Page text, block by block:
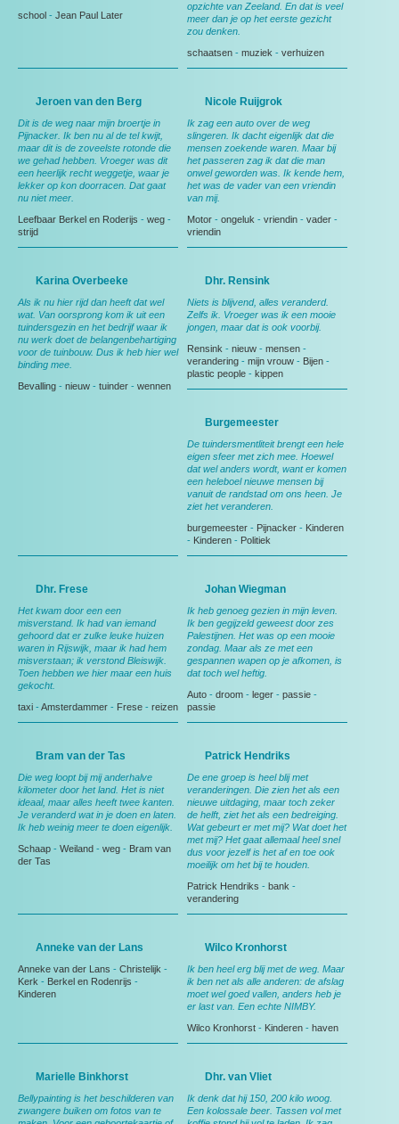
school - Jean Paul Later
opzichte van Zeeland. En dat is veel
meer dan je op het eerste gezicht
zou denken.
schaatsen - muziek - verhuizen
Jeroen van den Berg
Dit is de weg naar mijn broertje in
Pijnacker. Ik ben nu al de tel kwijt,
maar dit is de zoveelste rotonde die
we gehad hebben. Vroeger was dit
een heerlijk recht weggetje, waar je
lekker op kon doorracen. Dat gaat
nu niet meer.
Leefbaar Berkel en Roderijs - weg -
strijd
Nicole Ruijgrok
Ik zag een auto over de weg
slingeren. Ik dacht eigenlijk dat die
mensen zoekende waren. Maar bij
het passeren zag ik dat die man
onwel geworden was. Ik kende hem,
het was de vader van een vriendin
van mij.
Motor - ongeluk - vriendin - vader -
vriendin
Karina Overbeeke
Als ik nu hier rijd dan heeft dat wel
wat. Van oorsprong kom ik uit een
tuindersgezin en het bedrijf waar ik
nu werk doet de belangenbehartiging
voor de tuinbouw. Dus ik heb hier wel
binding mee.
Bevalling - nieuw - tuinder - wennen
Dhr. Rensink
Niets is blijvend, alles veranderd.
Zelfs ik. Vroeger was ik een mooie
jongen, maar dat is ook voorbij.
Rensink - nieuw - mensen -
verandering - mijn vrouw - Bijen -
plastic people - kippen
Burgemeester
De tuindersmentliteit brengt een hele
eigen sfeer met zich mee. Hoewel
dat wel anders wordt, want er komen
een heleboel nieuwe mensen bij
vanuit de randstad om ons heen. Je
ziet het veranderen.
burgemeester - Pijnacker - Kinderen
- Kinderen - Politiek
Dhr. Frese
Het kwam door een een
misverstand. Ik had van iemand
gehoord dat er zulke leuke huizen
waren in Rijswijk, maar ik had hem
misverstaan; ik verstond Bleiswijk.
Toen hebben we hier maar een huis
gekocht.
taxi - Amsterdammer - Frese - reizen
Johan Wiegman
Ik heb genoeg gezien in mijn leven.
Ik ben gegijzeld geweest door zes
Palestijnen. Het was op een mooie
zondag. Maar als ze met een
gespannen wapen op je afkomen, is
dat toch wel heftig.
Auto - droom - leger - passie -
passie
Bram van der Tas
Die weg loopt bij mij anderhalve
kilometer door het land. Het is niet
ideaal, maar alles heeft twee kanten.
Je veranderd wat in je doen en laten.
Ik heb weinig meer te doen eigenlijk.
Schaap - Weiland - weg - Bram van
der Tas
Patrick Hendriks
De ene groep is heel blij met
veranderingen. Die zien het als een
nieuwe uitdaging, maar toch zeker
de helft, ziet het als een bedreiging.
Wat gebeurt er met mij? Wat doet het
met mij? Het gaat allemaal heel snel
dus voor jezelf is het af en toe ook
moeilijk om het bij te houden.
Patrick Hendriks - bank -
verandering
Anneke van der Lans
Anneke van der Lans - Christelijk -
Kerk - Berkel en Rodenrijs -
Kinderen
Wilco Kronhorst
Ik ben heel erg blij met de weg. Maar
ik ben net als alle anderen: de afslag
moet wel goed vallen, anders heb je
er last van. Een echte NIMBY.
Wilco Kronhorst - Kinderen - haven
Marielle Binkhorst
Bellypainting is het beschilderen van
zwangere buiken om fotos van te
Dhr. van Vliet
Ik denk dat hij 150, 200 kilo woog.
Een kolossale beer. Tassen vol met